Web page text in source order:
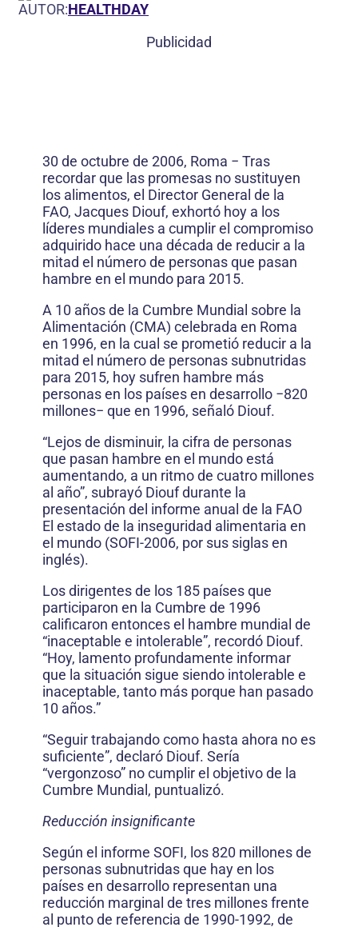
AUTOR:HEALTHDAY
Publicidad
30 de octubre de 2006, Roma − Tras
recordar que las promesas no sustituyen
los alimentos, el Director General de la
FAO, Jacques Diouf, exhortó hoy a los
líderes mundiales a cumplir el compromiso
adquirido hace una década de reducir a la
mitad el número de personas que pasan
hambre en el mundo para 2015.
A 10 años de la Cumbre Mundial sobre la
Alimentación (CMA) celebrada en Roma
en 1996, en la cual se prometió reducir a la
mitad el número de personas subnutridas
para 2015, hoy sufren hambre más
personas en los países en desarrollo −820
millones− que en 1996, señaló Diouf.
“Lejos de disminuir, la cifra de personas
que pasan hambre en el mundo está
aumentando, a un ritmo de cuatro millones
al año”, subrayó Diouf durante la
presentación del informe anual de la FAO
El estado de la inseguridad alimentaria en
el mundo (SOFI-2006, por sus siglas en
inglés).
Los dirigentes de los 185 países que
participaron en la Cumbre de 1996
calificaron entonces el hambre mundial de
“inaceptable e intolerable”, recordó Diouf.
“Hoy, lamento profundamente informar
que la situación sigue siendo intolerable e
inaceptable, tanto más porque han pasado
10 años.”
“Seguir trabajando como hasta ahora no es
suficiente”, declaró Diouf. Sería
“vergonzoso” no cumplir el objetivo de la
Cumbre Mundial, puntualizó.
Reducción insignificante
Según el informe SOFI, los 820 millones de
personas subnutridas que hay en los
países en desarrollo representan una
reducción marginal de tres millones frente
al punto de referencia de 1990-1992, de